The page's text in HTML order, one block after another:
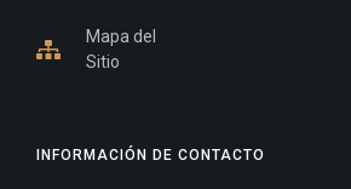
INFORMACIÓN DE CONTACTO
Mapa del
Sitio